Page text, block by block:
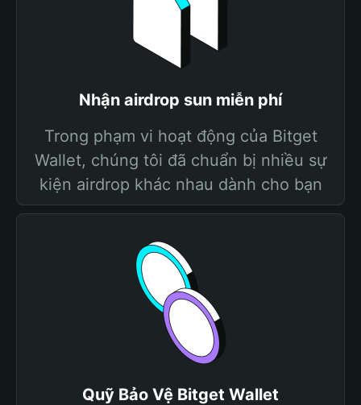
Nhận airdrop sun miễn phí
Trong phạm vi hoạt động của Bitget
Wallet, chúng tôi đã chuẩn bị nhiều sự
kiện airdrop khác nhau dành cho bạn
Quỹ Bảo Vệ Bitget Wallet